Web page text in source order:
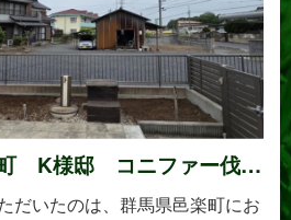
K様邸 コニファー伐
だいたのは、群馬県邑楽町にお